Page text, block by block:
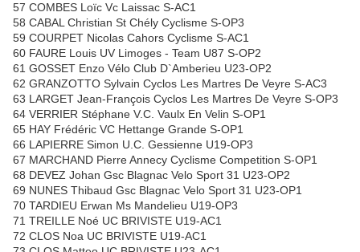
57 COMBES Loïc Vc Laissac S-AC1
58 CABAL Christian St Chély Cyclisme S-OP3
59 COURPET Nicolas Cahors Cyclisme S-AC1
60 FAURE Louis UV Limoges - Team U87 S-OP2
61 GOSSET Enzo Vélo Club D`Amberieu U23-OP2
62 GRANZOTTO Sylvain Cyclos Les Martres De Veyre S-AC3
63 LARGET Jean-François Cyclos Les Martres De Veyre S-OP3
64 VERRIER Stéphane V.C. Vaulx En Velin S-OP1
65 HAY Frédéric VC Hettange Grande S-OP1
66 LAPIERRE Simon U.C. Gessienne U19-OP3
67 MARCHAND Pierre Annecy Cyclisme Competition S-OP1
68 DEVEZ Johan Gsc Blagnac Velo Sport 31 U23-OP2
69 NUNES Thibaud Gsc Blagnac Velo Sport 31 U23-OP1
70 TARDIEU Erwan Ms Mandelieu U19-OP3
71 TREILLE Noé UC BRIVISTE U19-AC1
72 CLOS Noa UC BRIVISTE U19-AC1